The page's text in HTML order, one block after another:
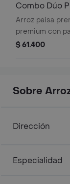
Combo Dúo
Postobon
Arroz paisa
premium con
acompañantes
$ 61.400
Sobre
Dirección
Especialidad